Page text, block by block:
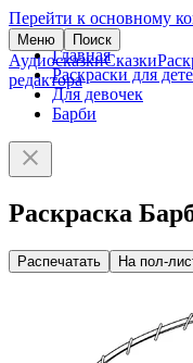
Перейти к основному
Меню Поиск
АудиосказкиСказки
редактора
Главная
Раскраски для
Для девочек
Барби
Раскраска
Распечатать На пол-